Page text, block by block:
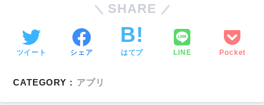
SHARE
ツイート シェア はてブ LINE Pocket
CATEGORY : アプリ